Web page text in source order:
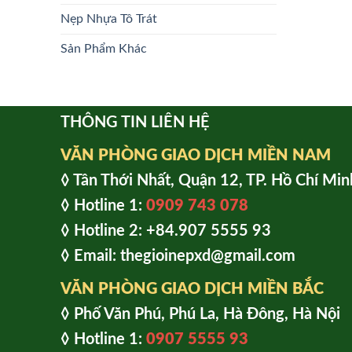
Nẹp Nhựa Tô Trát
Sản Phẩm Khác
THÔNG TIN LIÊN HỆ
VĂN PHÒNG GIAO DỊCH MIỀN NAM
◊ Tân Thới Nhất, Quận 12, TP. Hồ Chí
◊ Hotline 1: 0909 743 078
◊ Hotline 2: +84.907 5555 93
◊ Email: thegioinepxd@gmail.com
VĂN PHÒNG GIAO DỊCH MIỀN BẮC
◊ Phố Văn Phú, Phú La, Hà Đông, Hà Nội
◊ Hotline 1: 0907 5555 93